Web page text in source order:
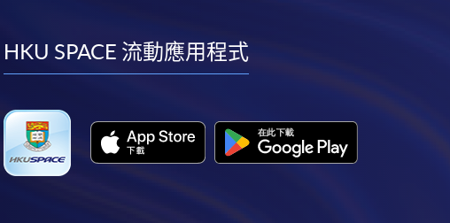
facebook
youtube
linkedininstagram
HKU SPACE 流動應用程式